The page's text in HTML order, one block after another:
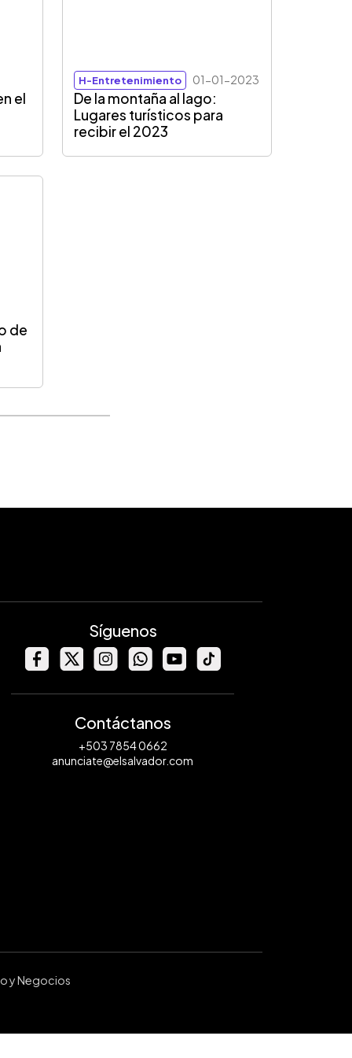
el
H-Entretenimiento 01-01-2023
De la montaña al lago:
Lugares turísticos para
recibir el 2023
de
Síguenos
Contáctanos
+503 7854 0662
anunciate@elsalvador.com
y Negocios